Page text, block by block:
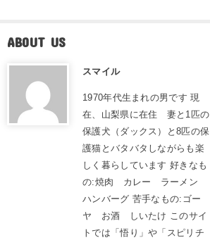
ABOUT US
スマイル
1970年代生まれの男です 現
在、山梨県に在住 妻と1匹の
保護犬（ダックス）と8匹の保
護猫とバタバタしながらも楽
しく暮らしています 好きなも
の:焼肉 カレー ラーメン
ハンバーグ 苦手なもの:ゴー
ヤ お酒 しいたけ このサイ
トでは「悟り」や「スピリチ